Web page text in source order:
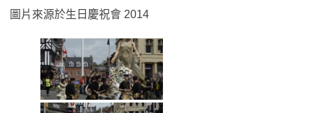
圖片來源於生日慶祝會 2014